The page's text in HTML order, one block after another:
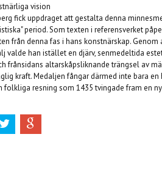
vision
fick uppdraget att gestalta denna
period. Som texten i referensverket
från denna fas i hans konstnärskap.
valde han istället en djärv, senmedeltida
frånsidans altarskåpsliknande trängsel av
kraft. Medaljen fångar därmed inte bara
folkliga resning som 1435 tvingade fram en